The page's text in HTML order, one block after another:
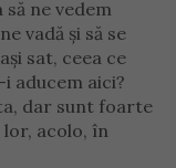
ne vedem
vadă și să se
sat, ceea ce
aducem aici?
dar sunt foarte
lor, acolo, în